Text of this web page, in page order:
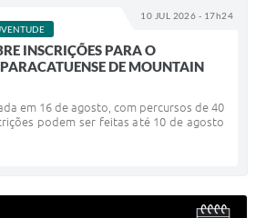
10 JUL 2026 - 17h24
INSCRIÇÕES PARA O
DE MOUNTAIN
em 16 de agosto, com percursos de 40
podem ser feitas até 10 de agosto